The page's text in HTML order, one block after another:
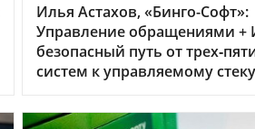
Илья Астахов, «Бинго-Софт»:
Управление обращениями +
безопасный путь от
систем к управляемому стеку